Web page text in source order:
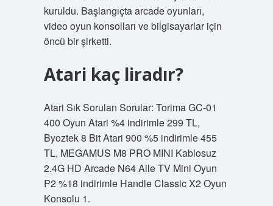
kuruldu. Başlangıçta arcade oyunları,
video oyun konsolları ve bilgisayarlar için
öncü bir şirketti.
Atari kaç liradır?
Atari Sık Sorulan Sorular: Torima GC-01
400 Oyun Atari %4 indirimle 299 TL,
Byoztek 8 Bit Atari 900 %5 indirimle 455
TL, MEGAMUS M8 PRO MINI Kablosuz
2.4G HD Arcade N64 Aile TV Mini Oyun
P2 %18 indirimle Handle Classic X2 Oyun
Konsolu 1.